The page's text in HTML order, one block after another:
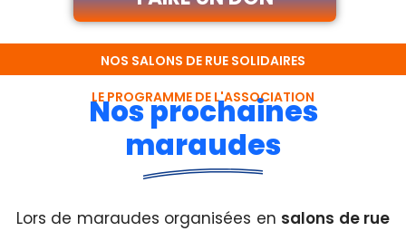
NOS SALONS DE RUE SOLIDAIRES
LE PROGRAMME DE L'ASSOCIATION
Nos prochaines
maraudes
Lors de maraudes organisées en salons de rue